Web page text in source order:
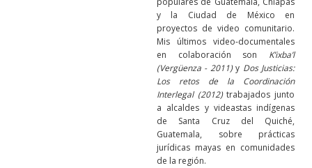
y la Ciudad de México en
proyectos de video comunitario.
Mis últimos video-documentales
en colaboración son K’ixba’l
(Vergüenza - 2011)y Dos Justicias:
Los retos de la Coordinación
Interlegal (2012)trabajados junto
a alcaldes y videastas indígenas
de Santa Cruz del Quiché,
Guatemala, sobre prácticas
jurídicas mayas en comunidades
de la región.